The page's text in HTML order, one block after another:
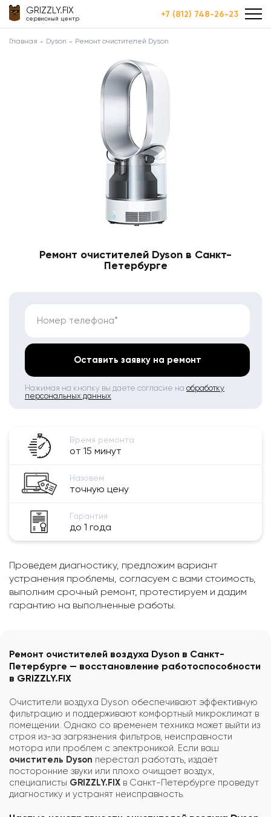
GRIZZLY.FIX
сервисный центр +7 (812) 748-26-23
Главная Dyson Ремонт очистителей Dyson
Ремонт очистителей Dyson в Санкт-
Петербурге
Номер телефона*
Оставить заявку на ремонт
Нажимая на кнопку вы даете согласие на обработку
персональных данных
Время ремонта
от 15 минут
Назовем
точную цену
Гарантия
до 1 года
Проведем диагностику, предложим вариант
устранения проблемы, согласуем с вами стоимость,
выполним срочный ремонт, протестируем и дадим
гарантию на выполненные работы.
Ремонт очистителей воздуха Dyson в Санкт-
Петербурге — восстановление работоспособности
в GRIZZLY.FIX
Очистители воздуха Dyson обеспечивают эффективную
фильтрацию и поддерживают комфортный микроклимат в
помещении. Однако со временем техника может выйти из
строя из-за загрязнения фильтров, неисправности
мотора или проблем с электроникой. Если ваш
очиститель Dyson перестал работать, издаёт
посторонние звуки или плохо очищает воздух,
специалисты GRIZZLY.FIX в Санкт-Петербурге проведут
диагностику и устранят неисправность.